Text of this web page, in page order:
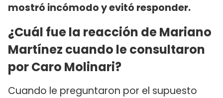
mostró incómodo y evitó responder.
¿Cuál fue la reacción de Mariano
Martínez cuando le consultaron
por Caro Molinari?
Cuando le preguntaron por el supuesto